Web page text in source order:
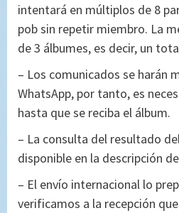
intentará en múltiplos de 8
pob sin repetir miembro. La
de 3 álbumes, es decir, un
– Los comunicados se harán
WhatsApp, por tanto, es
hasta que se reciba el álbum.
– La consulta del resultado
disponible en la descripción
– El envío internacional lo
verificamos a la recepción